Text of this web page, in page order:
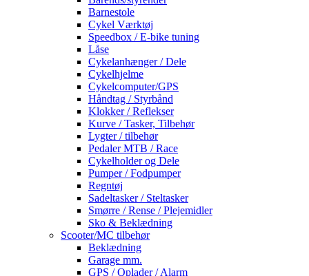
Barnestole
Cykel Værktøj
Speedbox / E-bike tuning
Låse
Cykelanhænger / Dele
Cykelhjelme
Cykelcomputer/GPS
Håndtag / Styrbånd
Klokker / Reflekser
Kurve / Tasker, Tilbehør
Lygter / tilbehør
Pedaler MTB / Race
Cykelholder og Dele
Pumper / Fodpumper
Regntøj
Sadeltasker / Steltasker
Smørre / Rense / Plejemidler
Sko & Beklædning
Scooter/MC tilbehør
Beklædning
Garage mm.
GPS / Oplader / Alarm